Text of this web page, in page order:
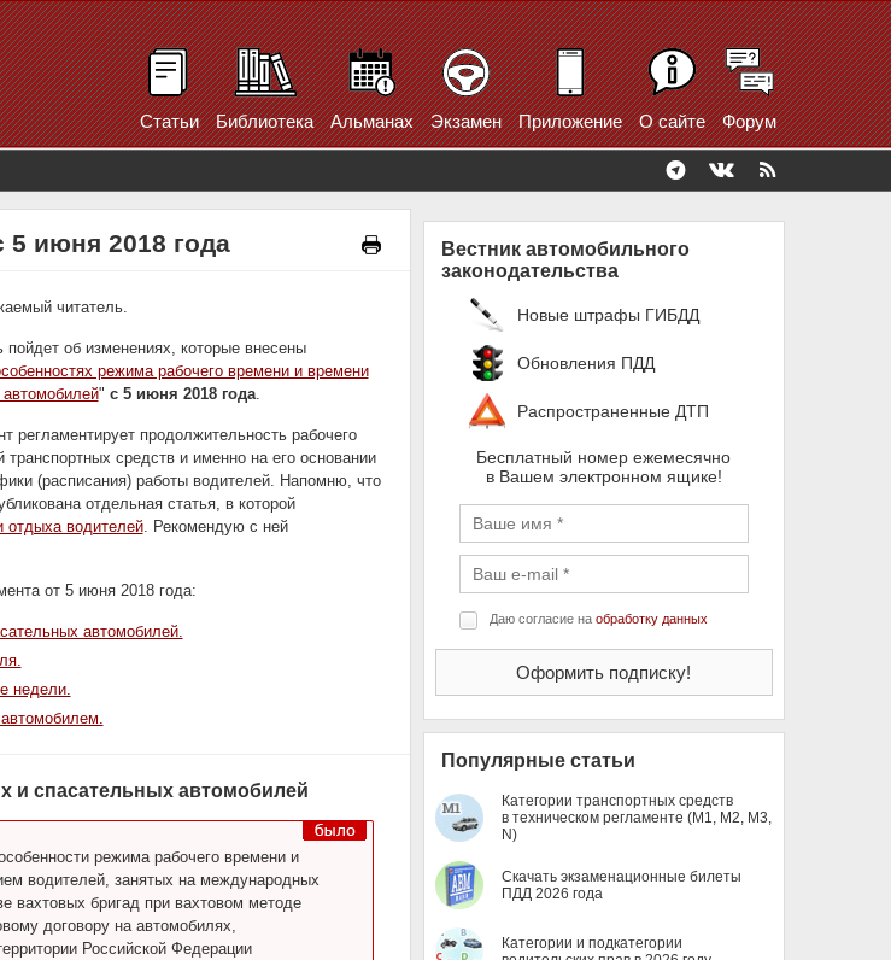
Статьи Библиотека Альманах Экзамен Приложение О сайте Форум
июня 2018 года
читатель.
пойдет об изменениях, которые внесены
режима рабочего времени и времени
" с 5 июня 2018 года.
регламентирует продолжительность рабочего
средств и именно на его основании
(расписания) работы водителей. Напомню, что
отдельная статья, в которой
отдыха водителей. Рекомендую с ней
от 5 июня 2018 года:
автомобилей.
недели.
и спасательных автомобилей
режима рабочего времени и
водителей, занятых на международных
вахтовых бригад при вахтовом методе
договору на автомобилях,
Российской Федерации
Вестник автомобильного
законодательства
Новые штрафы ГИБДД
Обновления ПДД
Распространенные ДТП
Бесплатный номер ежемесячно
в Вашем электронном ящике!
Даю согласие на обработку данных
Популярные статьи
Категории транспортных средств
в техническом регламенте (M1, M2, M3,
N)
Скачать экзаменационные билеты
ПДД 2026 года
Категории и подкатегории